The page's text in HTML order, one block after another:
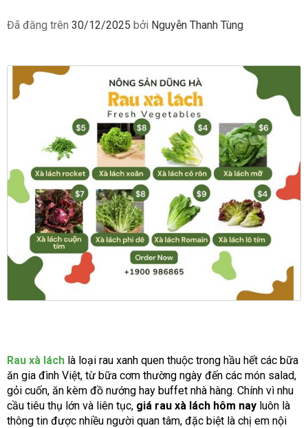
Đã đăng trên 30/12/2025 bởi Nguyễn Thanh Tùng
Rau xà lách là loại rau xanh quen thuộc trong hầu hết các bữa
ăn gia đình Việt, từ bữa cơm thường ngày đến các món salad,
gỏi cuốn, ăn kèm đồ nướng hay buffet nhà hàng. Chính vì nhu
cầu tiêu thụ lớn và liên tục, giá rau xà lách hôm nay luôn là
thông tin được nhiều người quan tâm, đặc biệt là chị em nội